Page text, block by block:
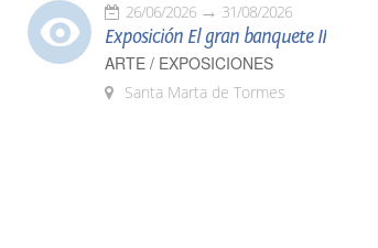
26/06/2026 31/08/2026
Exposición El gran banquete II
ARTE / EXPOSICIONES
Santa Marta de Tormes